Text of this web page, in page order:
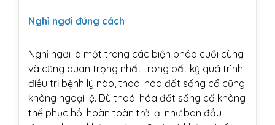
Nghỉ ngơi đúng cách
Nghỉ ngơi là một trong các biện pháp cuối cùng
và cũng quan trọng nhất trong bất kỳ quá trình
điều trị bệnh lý nào, thoái hóa đốt sống cổ cũng
không ngoại lệ. Dù thoái hóa đốt sống cổ không
thể phục hồi hoàn toàn trở lại như ban đầu